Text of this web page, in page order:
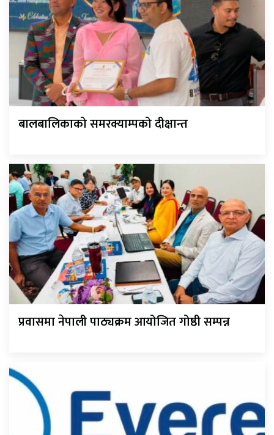
बालबालिकाको समरक्याम्पको दीक्षान्त
प्रवासमा नेपाली पाठ्यक्रम आयोजित गोष्ठी सम्पन्न